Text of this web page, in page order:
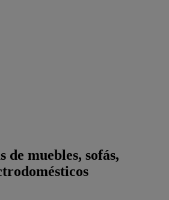
de muebles, sofás,